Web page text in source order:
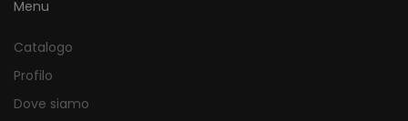
Menu
Catalogo
Profilo
Dove siamo